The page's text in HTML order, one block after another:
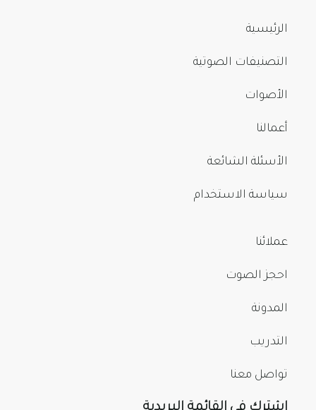
الرئيسية
التصنيفات الصوتية
الأصوات
أعمالنا
الأسئلة الشائعة
سياسة الاستخدام
عملائنا
احجز الصوت
المدونة
التدريب
تواصل معنا